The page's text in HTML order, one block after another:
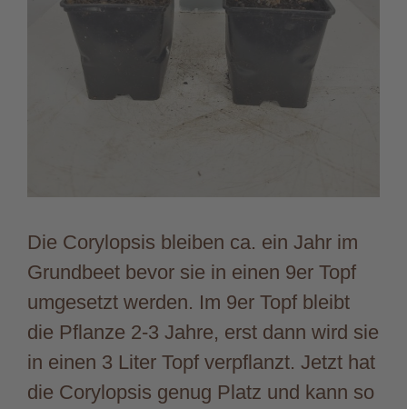
Die Corylopsis bleiben ca. ein Jahr im
Grundbeet bevor sie in einen 9er Topf
umgesetzt werden. Im 9er Topf bleibt
die Pflanze 2-3 Jahre, erst dann wird sie
in einen 3 Liter Topf verpflanzt. Jetzt hat
die Corylopsis genug Platz und kann so